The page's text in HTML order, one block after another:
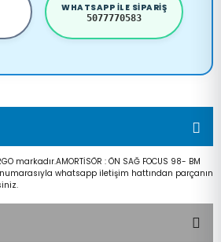
WHATSAPP ILE SIPARIŞ
5077770583
markadır.AMORTİSÖR : ÖN SAĞ FOCUS 98- BM
whatsapp iletişim hattından parçanın